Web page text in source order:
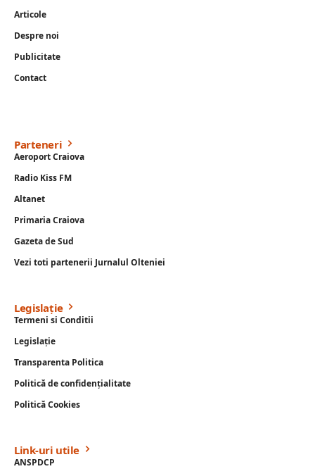
Articole
Despre noi
Publicitate
Contact
Parteneri
Aeroport Craiova
Radio Kiss FM
Altanet
Primaria Craiova
Gazeta de Sud
Vezi toti partenerii Jurnalul Olteniei
Legislație
Termeni si Conditii
Legislație
Transparenta Politica
Politică de confidențialitate
Politică Cookies
Link-uri utile
ANSPDCP